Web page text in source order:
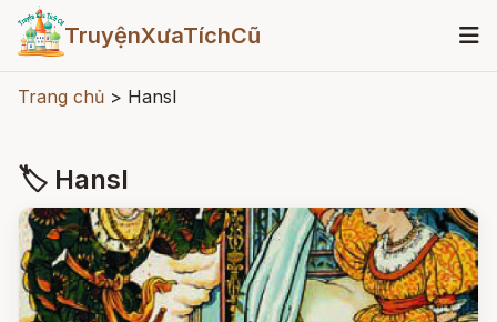
TruyệnXưaTíchCũ
Trang chủ > Hansl
🏷 Hansl